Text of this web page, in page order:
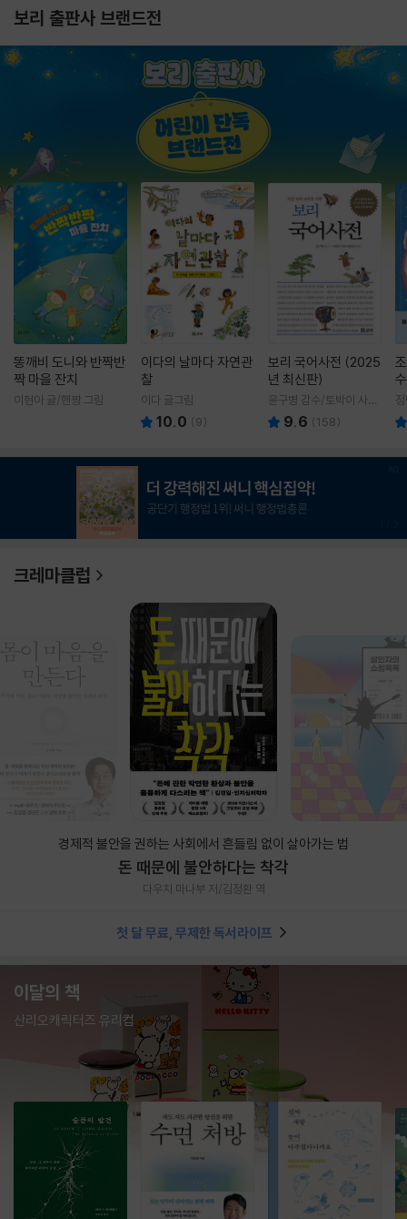
보리 출판사 브랜드전
똥깨비 도니와 반짝반
짝 마을 잔치
이현아 글/핸짱 그림
이다의 날마다 자연관
찰
이다 글그림
10.0 (9)
보리 국어사전 (2025
년 최신판)
윤구병 감수/토박이 사전
편찬실 편
9.6 (158)
크레마클럽
경제적 불안을 권하는 사회에서 흔들림 없이 살아가는 법
돈 때문에 불안하다는 착각
다우치 마나부 저/김정환 역
첫 달 무료, 무제한 독서라이프
이달의 책
산리오캐릭터즈 유리컵